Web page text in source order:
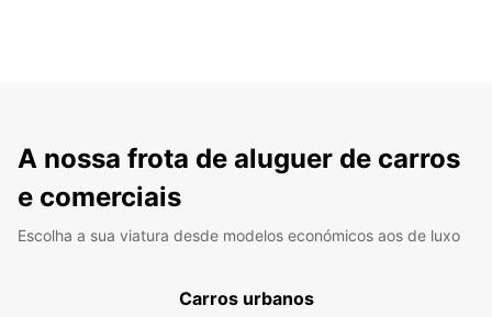
A nossa frota de aluguer de carros
e comerciais
Escolha a sua viatura desde modelos económicos aos de luxo
Carros urbanos